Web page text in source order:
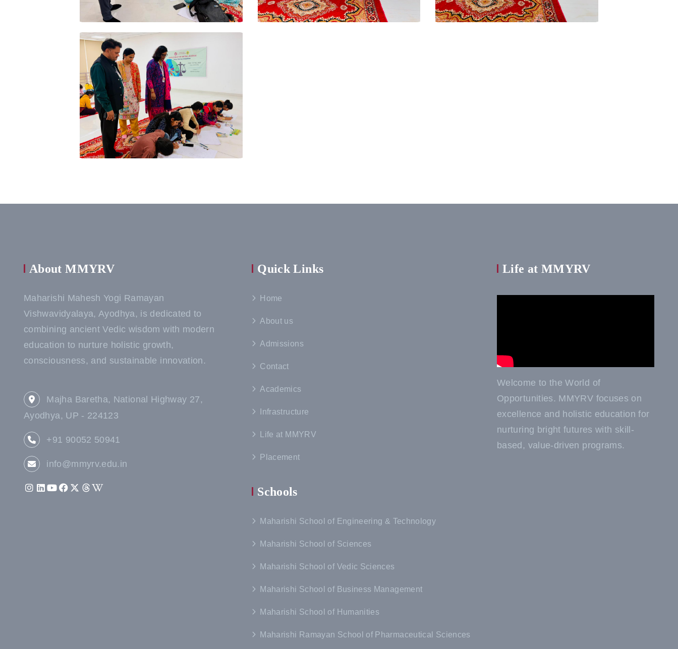
About MMYRV
Maharishi Mahesh Yogi Ramayan
Vishwavidyalaya, Ayodhya, is dedicated to
combining ancient Vedic wisdom with modern
education to nurture holistic growth,
consciousness, and sustainable innovation.
Majha Baretha, National Highway 27,
Ayodhya, UP - 224123
+91 90052 50941
info@mmyrv.edu.in
Quick Links
Home
About us
Admissions
Contact
Academics
Infrastructure
Life at MMYRV
Placement
Schools
Maharishi School of Engineering & Technology
Maharishi School of Sciences
Maharishi School of Vedic Sciences
Maharishi School of Business Management
Maharishi School of Humanities
Maharishi Ramayan School of Pharmaceutical Sciences
Life at MMYRV
Welcome to the World of
Opportunities. MMYRV focuses on
excellence and holistic education for
nurturing bright futures with skill-
based, value-driven programs.